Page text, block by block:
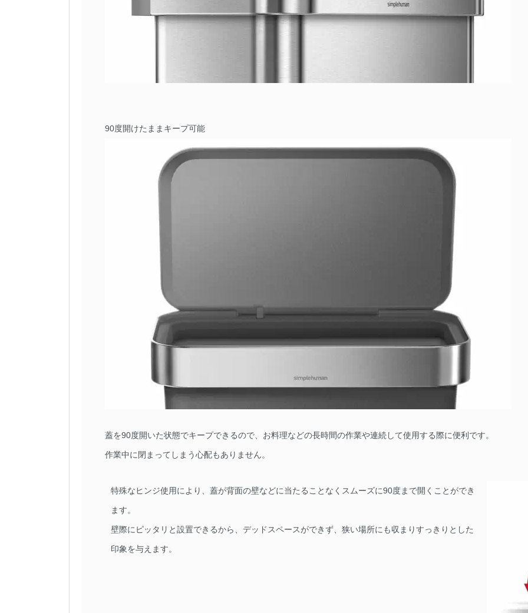
90度開けたままキープ可能
蓋を90度開いた状態でキープできるので、お料理などの長時間の作業や連続して使用する際に便利です。
作業中に閉まってしまう心配もありません。
特殊なヒンジ使用により、蓋が背面の壁などに当たることなくスムーズに90度まで開くことができ
ます。
壁際にピッタリと設置できるから、デッドスペースができず、狭い場所にも収まりすっきりとした
印象を与えます。